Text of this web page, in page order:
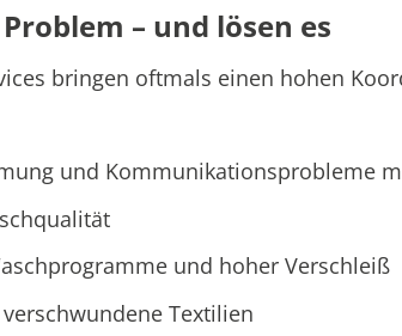
– und lösen es
bringen oftmals einen hohen
und Kommunikationsprobleme
und hoher Verschleiß
Textilien